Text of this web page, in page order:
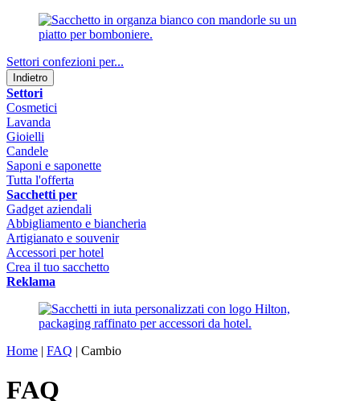
Settori confezioni per...
Indietro
Settori
Cosmetici
Lavanda
Gioielli
Candele
Saponi e saponette
Tutta l'offerta
Sacchetti per
Gadget aziendali
Abbigliamento e biancheria
Artigianato e souvenir
Accessori per hotel
Crea il tuo sacchetto
Reklama
Home | FAQ | Cambio
FAQ